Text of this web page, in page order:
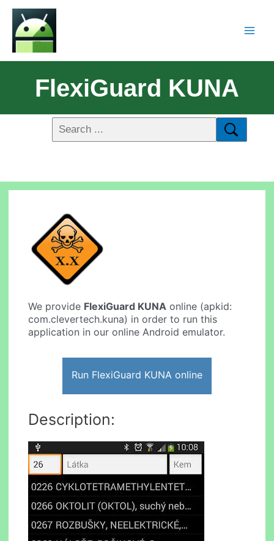
FlexiGuard KUNA
We provide FlexiGuard KUNA online (apkid:
com.clevertech.kuna) in order to run this
application in our online Android emulator.
Run FlexiGuard KUNA online
Description: